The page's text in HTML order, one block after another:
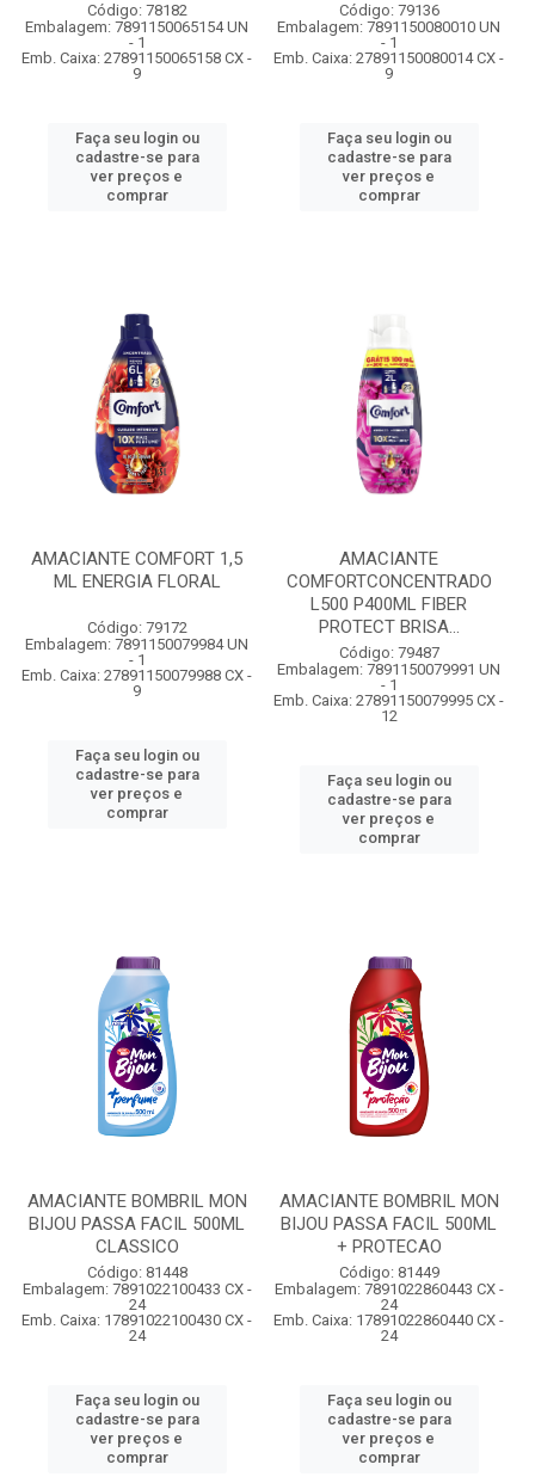
Código: 78182
Embalagem: 7891150065154 UN
- 1
Emb. Caixa: 27891150065158 CX -
9
Faça seu login ou
cadastre-se para
ver preços e
comprar
Código: 79136
Embalagem: 7891150080010 UN
- 1
Emb. Caixa: 27891150080014 CX -
9
Faça seu login ou
cadastre-se para
ver preços e
comprar
AMACIANTE COMFORT 1,5
ML ENERGIA FLORAL
Código: 79172
Embalagem: 7891150079984 UN
- 1
Emb. Caixa: 27891150079988 CX -
9
Faça seu login ou
cadastre-se para
ver preços e
comprar
AMACIANTE
COMFORTCONCENTRADO
L500 P400ML FIBER
PROTECT BRISA...
Código: 79487
Embalagem: 7891150079991 UN
- 1
Emb. Caixa: 27891150079995 CX -
12
Faça seu login ou
cadastre-se para
ver preços e
comprar
AMACIANTE BOMBRIL MON
BIJOU PASSA FACIL 500ML
CLASSICO
Código: 81448
Embalagem: 7891022100433 CX -
24
Emb. Caixa: 17891022100430 CX -
24
Faça seu login ou
cadastre-se para
ver preços e
comprar
AMACIANTE BOMBRIL MON
BIJOU PASSA FACIL 500ML
+ PROTECAO
Código: 81449
Embalagem: 7891022860443 CX -
24
Emb. Caixa: 17891022860440 CX -
24
Faça seu login ou
cadastre-se para
ver preços e
comprar